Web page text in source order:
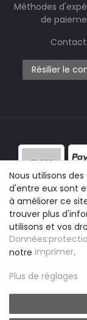
Méthodes
de
Contact
Résilier le
Nous utilisons
d'entre eux sont
à améliorer ce
trouver plus
utilisons et vos
notre imprimer.
Plus de réglages